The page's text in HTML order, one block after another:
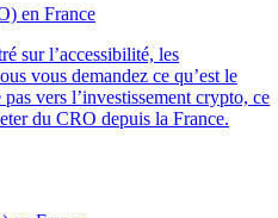
en France
sur l’accessibilité, les
vous demandez ce qu’est le
vers l’investissement crypto, ce
du CRO depuis la France.